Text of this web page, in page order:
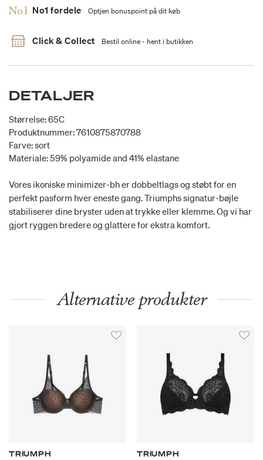
No1 fordele Optjen bonuspoint på dit køb
Click & Collect Bestil online - hent i butikken
DETALJER
Størrelse: 65C
Produktnummer: 7610875870788
Farve: sort
Materiale: 59% polyamide and 41% elastane
Vores ikoniske minimizer-bh er dobbeltlags og støbt for en
perfekt pasform hver eneste gang. Triumphs signatur-bøjle
stabiliserer dine bryster uden at trykke eller klemme. Og vi har
gjort ryggen bredere og glattere for ekstra komfort.
Alternative produkter
TRIUMPH
TRIUMPH